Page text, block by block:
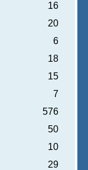
16
20
6
18
15
7
576
50
10
29